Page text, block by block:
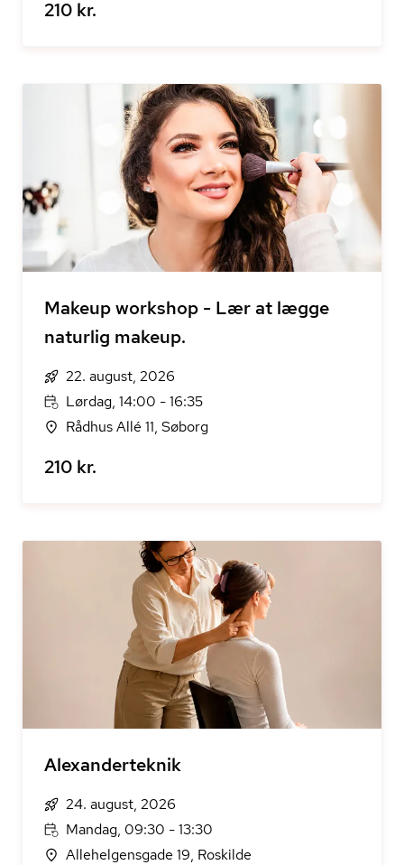
210 kr.
Makeup workshop - Lær at lægge
naturlig makeup.
22. august, 2026
Lørdag, 14:00 - 16:35
Rådhus Allé 11, Søborg
210 kr.
Alexanderteknik
24. august, 2026
Mandag, 09:30 - 13:30
Allehelgensgade 19, Roskilde